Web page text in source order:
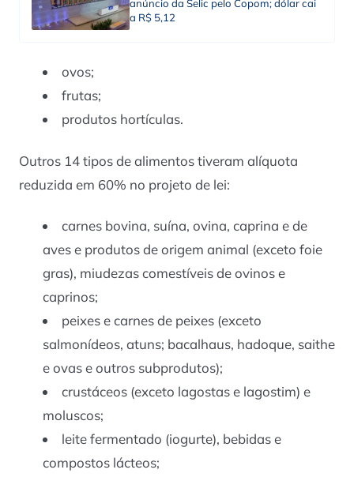
anúncio da Selic pelo Copom; dólar cai
a R$ 5,12
ovos;
frutas;
produtos hortículas.
Outros 14 tipos de alimentos tiveram alíquota
reduzida em 60% no projeto de lei:
carnes bovina, suína, ovina, caprina e de
aves e produtos de origem animal (exceto foie
gras), miudezas comestíveis de ovinos e
caprinos;
peixes e carnes de peixes (exceto
salmonídeos, atuns; bacalhaus, hadoque, saithe
e ovas e outros subprodutos);
crustáceos (exceto lagostas e lagostim) e
moluscos;
leite fermentado (iogurte), bebidas e
compostos lácteos;